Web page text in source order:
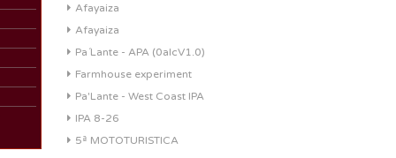
Afayaiza
Afayaiza
Pa´Lante - APA (0alcV1.0)
Farmhouse experiment
Pa'Lante - West Coast IPA
IPA 8-26
5ª MOTOTURISTICA